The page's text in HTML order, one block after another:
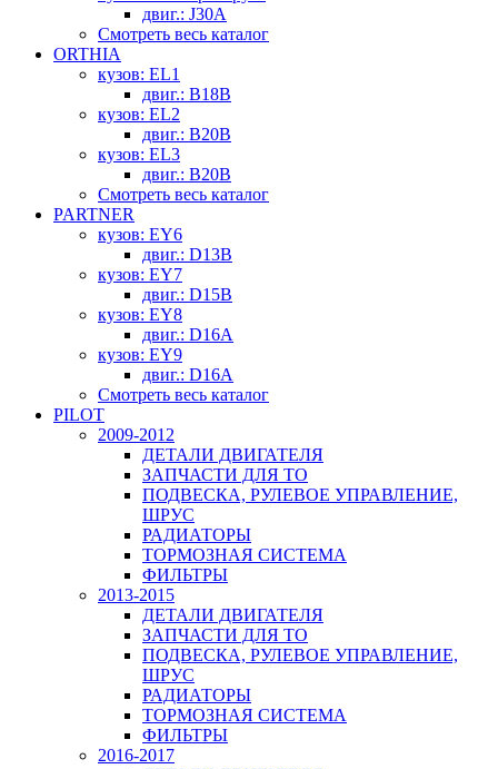
двиг.: J30A
Смотреть весь каталог
ORTHIA
кузов: EL1
двиг.: B18B
кузов: EL2
двиг.: B20B
кузов: EL3
двиг.: B20B
Смотреть весь каталог
PARTNER
кузов: EY6
двиг.: D13B
кузов: EY7
двиг.: D15B
кузов: EY8
двиг.: D16A
кузов: EY9
двиг.: D16A
Смотреть весь каталог
PILOT
2009-2012
ДЕТАЛИ ДВИГАТЕЛЯ
ЗАПЧАСТИ ДЛЯ ТО
ПОДВЕСКА, РУЛЕВОЕ УПРАВЛЕНИЕ,
ШРУС
РАДИАТОРЫ
ТОРМОЗНАЯ СИСТЕМА
ФИЛЬТРЫ
2013-2015
ДЕТАЛИ ДВИГАТЕЛЯ
ЗАПЧАСТИ ДЛЯ ТО
ПОДВЕСКА, РУЛЕВОЕ УПРАВЛЕНИЕ,
ШРУС
РАДИАТОРЫ
ТОРМОЗНАЯ СИСТЕМА
ФИЛЬТРЫ
2016-2017